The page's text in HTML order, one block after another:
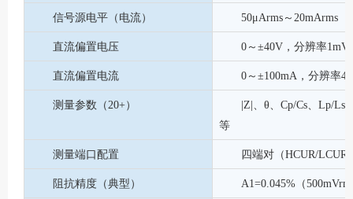
信号源电平（电流） 50μArms～20mArms
直流偏置电压 0～±40V，分辨率
直流偏置电流 0～±100mA，分辨率
测量参数（20+）
|Z|、θ、Cp/Cs、Lp/Ls
等
测量端口配置 四端对（HCUR/
阻抗精度（典型） A1=0.045%（